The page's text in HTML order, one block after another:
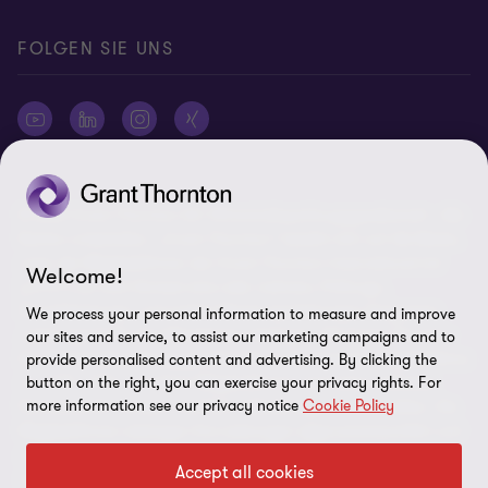
FOLGEN SIE UNS
© 2026 Grant Thornton AG Wirtschaftsprüfungsgesellschaft - Alle
unter der Mitgliedsfirmen der Grant Thornton International Ltd
(„GTIL“), je nach Kontext eine oder mehrere, Prüfungs-,
Steuerberatungs- und andere Beratungs-leistungen (insgesamt
„Leistungen“) für ihre Mandanten erbringen. Die Grant Thornton
AG Wirtschaftsprüfungsgesellschaft ist die deutsche Mitgliedsfirma
von GTIL. GTIL und deren Mitgliedsfirmen sind keine weltweite
Partnerschaft, sondern rechtlich selbständige Gesellschaften. Die
nicht tätige Dachorganisation erbringt GTIL keine Leistungen
Welcome!
We process your personal information to measure and improve
our sites and service, to assist our marketing campaigns and to
provide personalised content and advertising. By clicking the
button on the right, you can exercise your privacy rights. For
more information see our privacy notice Cookie Policy
Accept all cookies